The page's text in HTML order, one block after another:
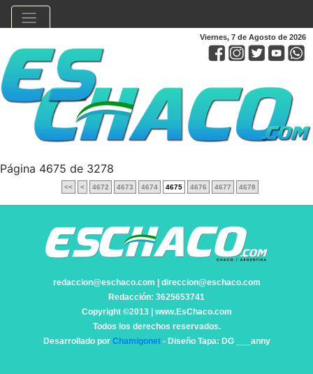
Viernes, 7 de Agosto de 2026
Página 4675 de 3278
<< < 4672 4673 4674 4675 4676 4677 4678
redaccion@eschaco.com | direccion@eschaco.com
Redacción: 3625653741
Copyright ©2013 | www.EsChaco.com
Todos los derechos reservados.
Desarrollado por Chamigonet- Diseño Tapa: DG ___anny